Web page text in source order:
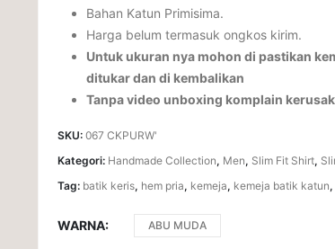
Bahan Katun Primisima.
Harga belum termasuk ongkos kirim.
Untuk ukuran nya mohon di pastikan
ditukar dan di kembalikan
Tanpa video unboxing komplain
SKU:067 CKPURW'
Kategori: Handmade Collection, Men, Slim Fit Shirt,
Tag: batik keris, hem pria, kemeja, kemeja batik katun,
WARNA ABU MUDA